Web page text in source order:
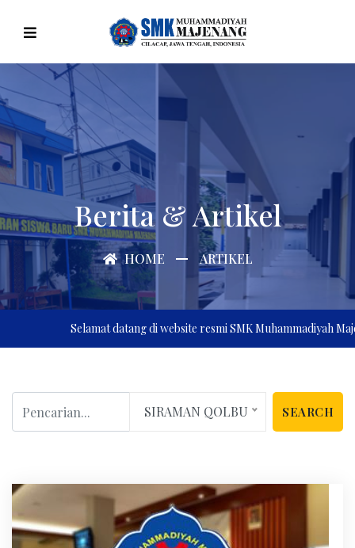
Berita & Artikel
HOME ARTIKEL
Selamat datang di website resmi SMK Muhammadiyah
SIRAMAN QOLBU SEARCH